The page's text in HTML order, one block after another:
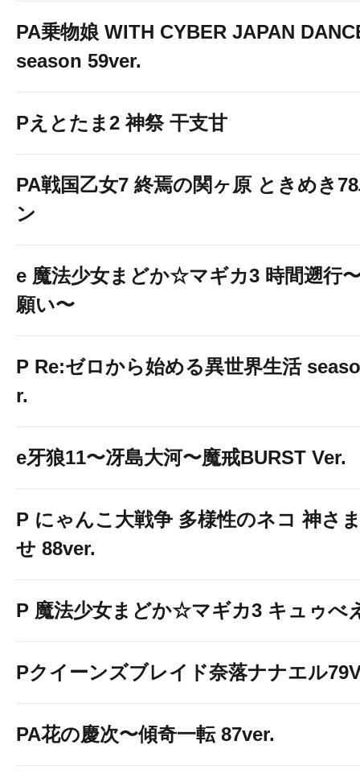
PA乗物娘 WITH CYBER JAPAN
season 59ver.
Pえとたま2 神祭 干支甘
PA戦国乙女7 終焉の関ヶ原 ときめき
ン
e 魔法少女まどか☆マギカ3 時間遡行
願い〜
P Re:ゼロから始める異世界生活
r.
e牙狼11〜冴島大河〜魔戒BURST Ver.
P にゃんこ大戦争 多様性のネコ 神さ
せ 88ver.
P 魔法少女まどか☆マギカ3 キュゥべ
Pクイーンズブレイド奈落ナナエル
PA花の慶次〜傾奇一転 87ver.